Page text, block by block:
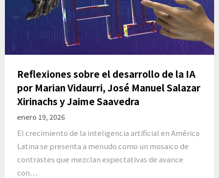
Reflexiones sobre el desarrollo de la IA
por Marian Vidaurri, José Manuel Salazar
Xirinachs y Jaime Saavedra
enero 19, 2026
El crecimiento de la inteligencia artificial en América
Latina se presenta a menudo como un mosaico de
contrastes que mezclan expectativas de avance
con…